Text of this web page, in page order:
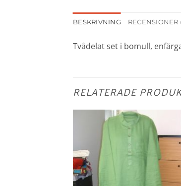
BESKRIVNING RECENSIONER
Tvådelat set i bomull,
RELATERADE